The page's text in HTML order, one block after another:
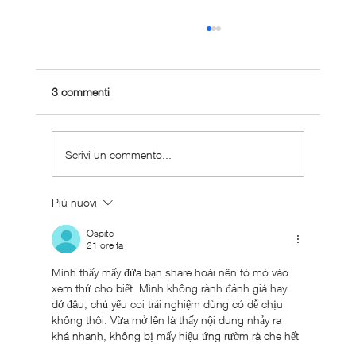
leggeri
3 commenti
Scrivi un commento...
Più nuovi
Ospite
21 ore fa
Mình thấy mấy đứa bạn share hoài nên tò mò vào
xem thử cho biết. Mình không rành đánh giá hay
dở đâu, chủ yếu coi trải nghiệm dùng có dễ chịu
không thôi. Vừa mở lên là thấy nội dung nhảy ra
khá nhanh, không bị mấy hiệu ứng rườm rà che hết